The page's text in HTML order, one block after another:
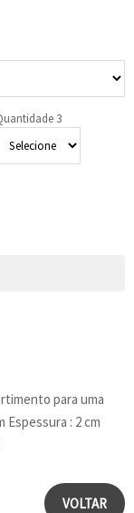
3
para uma
Espessura : 2 cm
VOLTAR